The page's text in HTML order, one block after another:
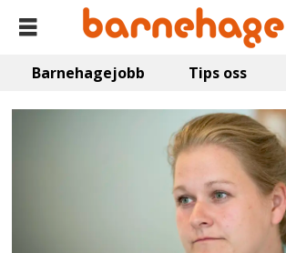
Barnehagejobb Tips oss
Emne:
foreldreoppropet